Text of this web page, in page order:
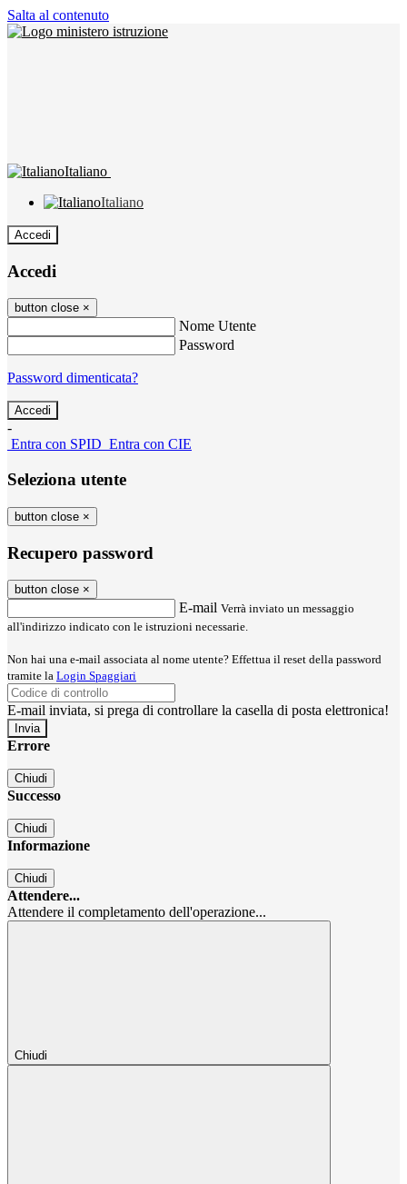
Salta al contenuto
Italiano
Italiano
Accedi
Accedi
button close ×
Nome Utente
Password
Password dimenticata?
-
Entra con SPID Entra con CIE
Seleziona utente
button close ×
Recupero password
button close ×
E-mail Verrà inviato un messaggio
all'indirizzo indicato con le istruzioni necessarie.
Non hai una e-mail associata al nome utente? Effettua il reset della password
tramite la Login Spaggiari
E-mail inviata, si prega di controllare la casella di posta elettronica!
Errore
Chiudi
Successo
Chiudi
Informazione
Chiudi
Attendere...
Attendere il completamento dell'operazione...
Chiudi